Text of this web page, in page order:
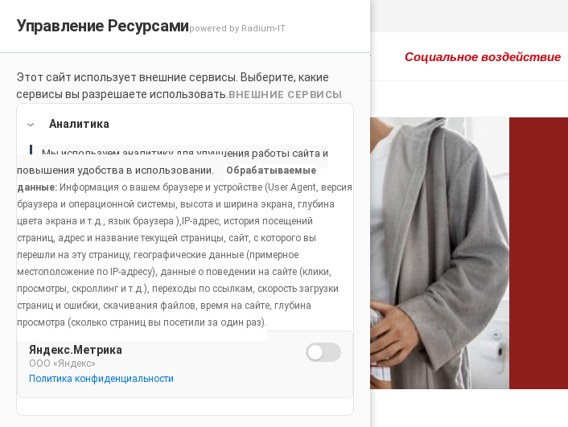
Для здоровой улыбки Продукты Социальное воздействие
Home Продукты
Управление Ресурсамиpowered by Radium-IT
Этот сайт использует внешние сервисы. Выберите, какие
сервисы вы разрешаете использовать. ВНЕШНИЕ СЕРВИСЫ
Аналитика
Мы используем аналитику для улучшения работы сайта и
повышения удобства в использовании.
Обрабатываемые
данные: Информация о вашем браузере и устройстве (User Agent, версия
браузера и операционной системы, высота и ширина экрана, глубина
цвета экрана и т.д., язык браузера ),IP-адрес, история посещений
страниц, адрес и название текущей страницы, сайт, с которого вы
перешли на эту страницу, географические данные (примерное
местоположение по IP-адресу), данные о поведении на сайте (клики,
просмотры, скроллинг и т.д.), переходы по ссылкам, скорость загрузки
страниц и ошибки, скачивания файлов, время на сайте, глубина
просмотра (сколько страниц вы посетили за один раз).
Яндекс.Метрика
ООО «Яндекс»
Политика конфиденциальности